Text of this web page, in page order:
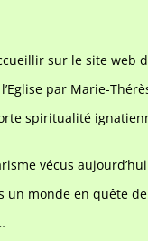
sur le site web
par Marie-
spiritualité
vécus
un monde en quête